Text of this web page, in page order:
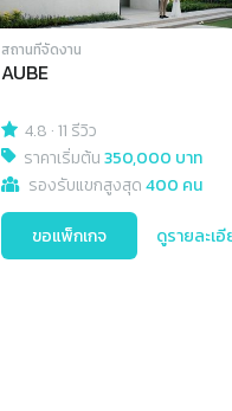
สถานที่จัดงาน
AUBE
4.8 ·11 รีวิว
ราคาเริ่มต้น350,000 บาท
รองรับแขกสูงสุด400 คน
ขอแพ็กเกจ ดูรายละเ